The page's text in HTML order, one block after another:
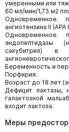
умеренными или
60 мл/мин/1,73 м2
Одновременное
ангиотензина II
Одновременное
эндопептидазы
сакубитрил)
Беременность и
Порфирия.
Возраст до 18 лет
Дефицит лактазы,
галактозной
входит лактоза.
Меры